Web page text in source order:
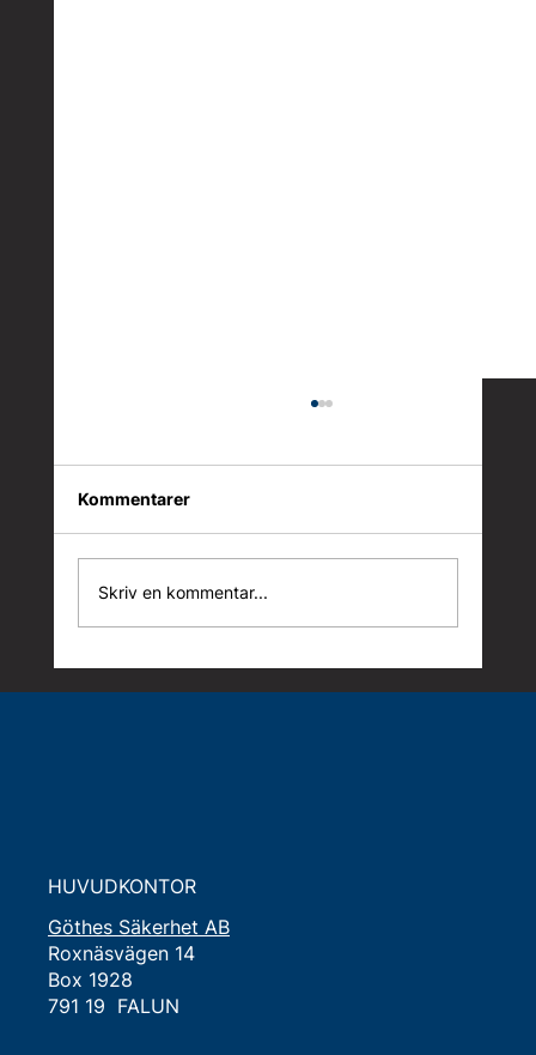
Kommentarer
Skriv en kommentar...
HUVUDKONTOR
Göthes Säkerhet AB
Roxnäsvägen 14
Box 1928
791 19 FALUN